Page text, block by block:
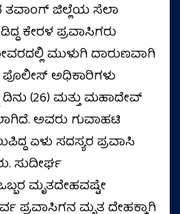
ತವಾಂಗ್ ಜಿಲ್ಲೆಯ ಸೆಲಾ
ಕೇರಳ ಪ್ರವಾಸಿಗರು
ಮುಳುಗಿ ದಾರುಣವಾಗಿ
ಪೊಲೀಸ್ ಅಧಿಕಾರಿಗಳು
ದಿನು (26) ಮತ್ತು ಮಹಾದೇವ್
ಅವರು ಗುವಾಹಟಿ
ಏಳು ಸದಸ್ಯರ ಪ್ರವಾಸಿ
ಸುದೀರ್ಘ
ಮೃತದೇಹವಷ್ಟೇ
ಪ್ರವಾಸಿಗನ ಮೃತ ದೇಹಕ್ಕಾಗಿ